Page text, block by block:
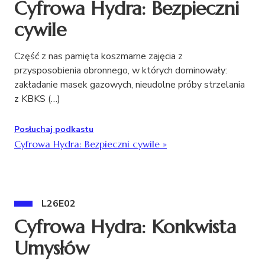
Cyfrowa Hydra: Bezpieczni
cywile
Część z nas pamięta koszmarne zajęcia z
przysposobienia obronnego, w których dominowały:
zakładanie masek gazowych, nieudolne próby strzelania
z KBKS (…)
Posłuchaj podkastu
Cyfrowa Hydra: Bezpieczni cywile »
L26E02
Cyfrowa Hydra: Konkwista
Umysłów